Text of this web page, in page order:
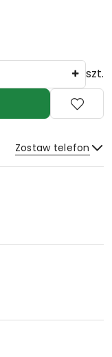
szt.
Zostaw telefon